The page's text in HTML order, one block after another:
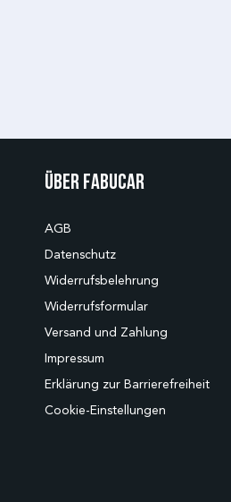
Über Fabucar
AGB
Datenschutz
Widerrufsbelehrung
Widerrufsformular
Versand und Zahlung
Impressum
Erklärung zur Barrierefreiheit
Cookie-Einstellungen